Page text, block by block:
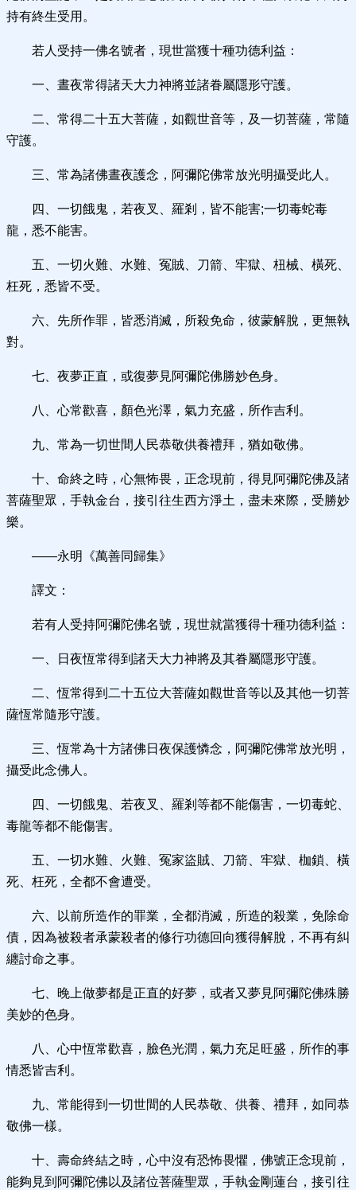
持有終生受用。
若人受持一佛名號者，現世當獲十種功德利益：
一、晝夜常得諸天大力神將並諸眷屬隱形守護。
二、常得二十五大菩薩，如觀世音等，及一切菩薩，常隨
守護。
三、常為諸佛晝夜護念，阿彌陀佛常放光明攝受此人。
四、一切餓鬼，若夜叉、羅剎，皆不能害;一切毒蛇毒
龍，悉不能害。
五、一切火難、水難、冤賊、刀箭、牢獄、杻械、橫死、
枉死，悉皆不受。
六、先所作罪，皆悉消滅，所殺免命，彼蒙解脫，更無執
對。
七、夜夢正直，或復夢見阿彌陀佛勝妙色身。
八、心常歡喜，顏色光澤，氣力充盛，所作吉利。
九、常為一切世間人民恭敬供養禮拜，猶如敬佛。
十、命終之時，心無怖畏，正念現前，得見阿彌陀佛及諸
菩薩聖眾，手執金台，接引往生西方淨土，盡未來際，受勝妙
樂。
——永明《萬善同歸集》
譯文：
若有人受持阿彌陀佛名號，現世就當獲得十種功德利益：
一、日夜恆常得到諸天大力神將及其眷屬隱形守護。
二、恆常得到二十五位大菩薩如觀世音等以及其他一切菩
薩恆常隨形守護。
三、恆常為十方諸佛日夜保護憐念，阿彌陀佛常放光明，
攝受此念佛人。
四、一切餓鬼、若夜叉、羅剎等都不能傷害，一切毒蛇、
毒龍等都不能傷害。
五、一切水難、火難、冤家盜賊、刀箭、牢獄、枷鎖、橫
死、枉死，全都不會遭受。
六、以前所造作的罪業，全都消滅，所造的殺業，免除命
債，因為被殺者承蒙殺者的修行功德回向獲得解脫，不再有糾
纏討命之事。
七、晚上做夢都是正直的好夢，或者又夢見阿彌陀佛殊勝
美妙的色身。
八、心中恆常歡喜，臉色光潤，氣力充足旺盛，所作的事
情悉皆吉利。
九、常能得到一切世間的人民恭敬、供養、禮拜，如同恭
敬佛一樣。
十、壽命終結之時，心中沒有恐怖畏懼，佛號正念現前，
能夠見到阿彌陀佛以及諸位菩薩聖眾，手執金剛蓮台，接引往